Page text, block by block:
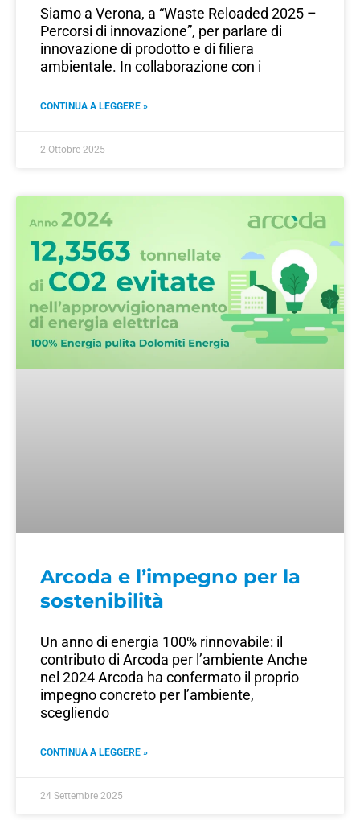
Siamo a Verona, a “Waste Reloaded 2025 –
Percorsi di innovazione”, per parlare di
innovazione di prodotto e di filiera
ambientale. In collaborazione con i
CONTINUA A LEGGERE »
2 Ottobre 2025
Arcoda e l’impegno per la
sostenibilità
Un anno di energia 100% rinnovabile: il
contributo di Arcoda per l’ambiente Anche
nel 2024 Arcoda ha confermato il proprio
impegno concreto per l’ambiente,
scegliendo
CONTINUA A LEGGERE »
24 Settembre 2025